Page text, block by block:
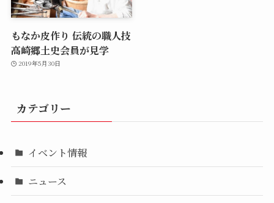
もなか皮作り 伝統の職人技
高崎郷土史会員が見学
2019年5月30日
カテゴリー
イベント情報
ニュース